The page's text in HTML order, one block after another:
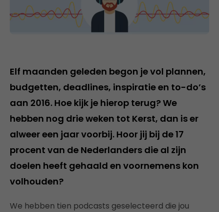
Elf maanden geleden begon je vol plannen,
budgetten, deadlines, inspiratie en to-do’s
aan 2016. Hoe kijk je hierop terug? We
hebben nog drie weken tot Kerst, dan is er
alweer een jaar voorbij. Hoor jij bij de 17
procent van de Nederlanders die al zijn
doelen heeft gehaald en voornemens kon
volhouden?
We hebben tien podcasts geselecteerd die jou